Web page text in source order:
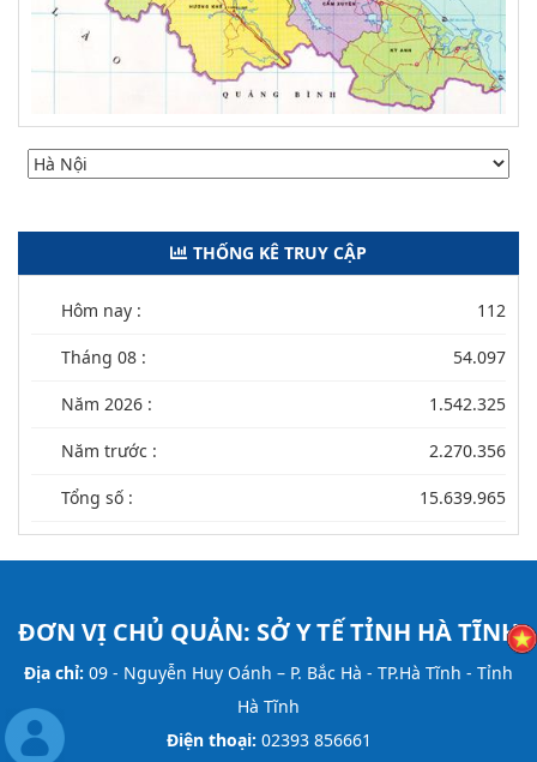
THỐNG KÊ TRUY CẬP
Hôm nay : 112
Tháng 08 : 54.097
Năm 2026 : 1.542.325
Năm trước : 2.270.356
Tổng số : 15.639.965
ĐƠN VỊ CHỦ QUẢN: SỞ Y TẾ TỈNH HÀ TĨNH
Địa chỉ: 09 - Nguyễn Huy Oánh – P. Bắc Hà - TP.Hà Tĩnh - Tỉnh
Hà Tĩnh
Điện thoại: 02393 856661